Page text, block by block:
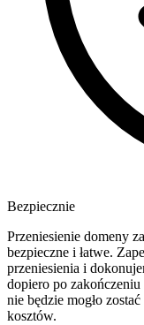
Bezpiecznie
Przeniesienie domeny
bezpieczne i łatwe.
przeniesienia i
dopiero po zakończeniu
nie będzie mogło
kosztów.